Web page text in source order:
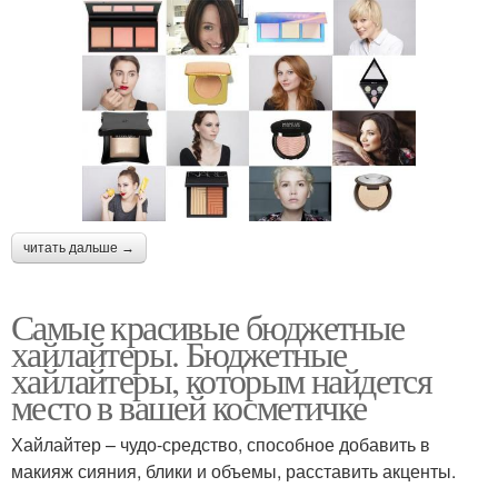
читать дальше →
Самые красивые бюджетные
хайлайтеры. Бюджетные
хайлайтеры, которым найдется
место в вашей косметичке
Хайлайтер – чудо-средство, способное добавить в
макияж сияния, блики и объемы, расставить акценты.